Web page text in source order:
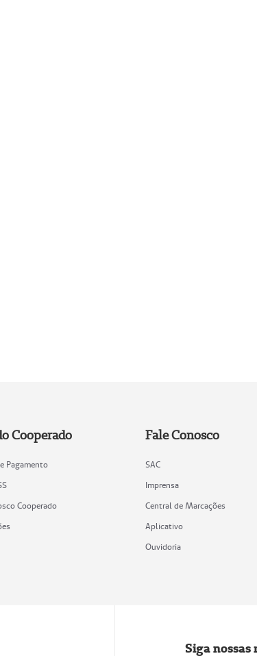
Cooperado
Pagamento
Cooperado
Fale Conosco
SAC
Imprensa
Central de Marcações
Aplicativo
Ouvidoria
Siga nossas